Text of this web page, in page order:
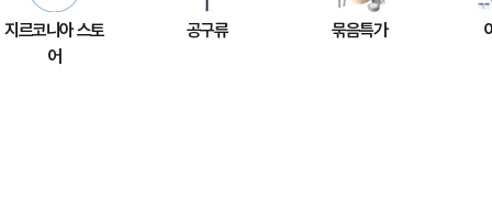
지르코니아 스토
어
공구류 묶음특가